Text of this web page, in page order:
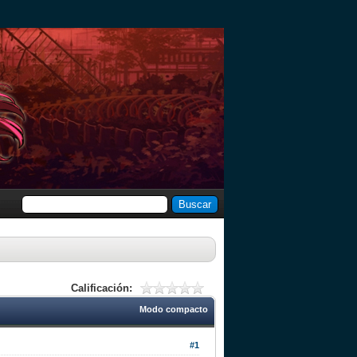
Calificación:
Modo compacto
#1